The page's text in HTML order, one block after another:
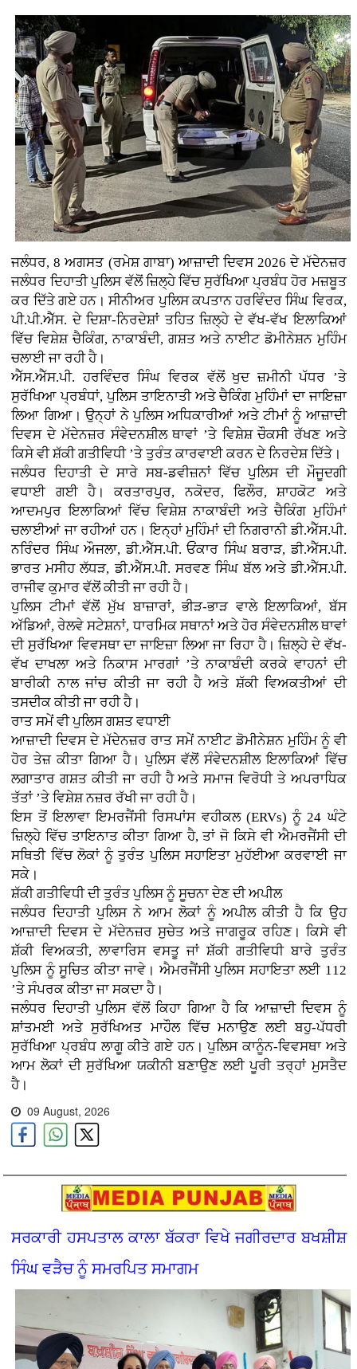
ਜਲੰਧਰ, 8 ਅਗਸਤ (ਰਮੇਸ਼ ਗਾਬਾ) ਆਜ਼ਾਦੀ ਦਿਵਸ 2026 ਦੇ ਮੱਦੇਨਜ਼ਰ
ਜਲੰਧਰ ਦਿਹਾਤੀ ਪੁਲਿਸ ਵੱਲੋਂ ਜ਼ਿਲ੍ਹੇ ਵਿੱਚ ਸੁਰੱਖਿਆ ਪ੍ਰਬੰਧ ਹੋਰ ਮਜ਼ਬੂਤ
ਕਰ ਦਿੱਤੇ ਗਏ ਹਨ। ਸੀਨੀਅਰ ਪੁਲਿਸ ਕਪਤਾਨ ਹਰਵਿੰਦਰ ਸਿੰਘ ਵਿਰਕ,
ਪੀ.ਪੀ.ਐੱਸ. ਦੇ ਦਿਸ਼ਾ-ਨਿਰਦੇਸ਼ਾਂ ਤਹਿਤ ਜ਼ਿਲ੍ਹੇ ਦੇ ਵੱਖ-ਵੱਖ ਇਲਾਕਿਆਂ
ਵਿੱਚ ਵਿਸ਼ੇਸ਼ ਚੈਕਿੰਗ, ਨਾਕਾਬੰਦੀ, ਗਸ਼ਤ ਅਤੇ ਨਾਈਟ ਡੋਮੀਨੇਸ਼ਨ ਮੁਹਿੰਮ
ਚਲਾਈ ਜਾ ਰਹੀ ਹੈ।
ਐੱਸ.ਐੱਸ.ਪੀ. ਹਰਵਿੰਦਰ ਸਿੰਘ ਵਿਰਕ ਵੱਲੋਂ ਖੁਦ ਜ਼ਮੀਨੀ ਪੱਧਰ ’ਤੇ
ਸੁਰੱਖਿਆ ਪ੍ਰਬੰਧਾਂ, ਪੁਲਿਸ ਤਾਇਨਾਤੀ ਅਤੇ ਚੈਕਿੰਗ ਮੁਹਿੰਮਾਂ ਦਾ ਜਾਇਜ਼ਾ
ਲਿਆ ਗਿਆ। ਉਨ੍ਹਾਂ ਨੇ ਪੁਲਿਸ ਅਧਿਕਾਰੀਆਂ ਅਤੇ ਟੀਮਾਂ ਨੂੰ ਆਜ਼ਾਦੀ
ਦਿਵਸ ਦੇ ਮੱਦੇਨਜ਼ਰ ਸੰਵੇਦਨਸ਼ੀਲ ਥਾਵਾਂ ’ਤੇ ਵਿਸ਼ੇਸ਼ ਚੌਕਸੀ ਰੱਖਣ ਅਤੇ
ਕਿਸੇ ਵੀ ਸ਼ੱਕੀ ਗਤੀਵਿਧੀ ’ਤੇ ਤੁਰੰਤ ਕਾਰਵਾਈ ਕਰਨ ਦੇ ਨਿਰਦੇਸ਼ ਦਿੱਤੇ।
ਜਲੰਧਰ ਦਿਹਾਤੀ ਦੇ ਸਾਰੇ ਸਬ-ਡਵੀਜ਼ਨਾਂ ਵਿੱਚ ਪੁਲਿਸ ਦੀ ਮੌਜੂਦਗੀ
ਵਧਾਈ ਗਈ ਹੈ। ਕਰਤਾਰਪੁਰ, ਨਕੋਦਰ, ਫਿਲੌਰ, ਸ਼ਾਹਕੋਟ ਅਤੇ
ਆਦਮਪੁਰ ਇਲਾਕਿਆਂ ਵਿੱਚ ਵਿਸ਼ੇਸ਼ ਨਾਕਾਬੰਦੀ ਅਤੇ ਚੈਕਿੰਗ ਮੁਹਿੰਮਾਂ
ਚਲਾਈਆਂ ਜਾ ਰਹੀਆਂ ਹਨ। ਇਨ੍ਹਾਂ ਮੁਹਿੰਮਾਂ ਦੀ ਨਿਗਰਾਨੀ ਡੀ.ਐੱਸ.ਪੀ.
ਨਰਿੰਦਰ ਸਿੰਘ ਔਜਲਾ, ਡੀ.ਐੱਸ.ਪੀ. ਓਂਕਾਰ ਸਿੰਘ ਬਰਾੜ, ਡੀ.ਐੱਸ.ਪੀ.
ਭਾਰਤ ਮਸੀਹ ਲੱਧੜ, ਡੀ.ਐੱਸ.ਪੀ. ਸਰਵਣ ਸਿੰਘ ਬੱਲ ਅਤੇ ਡੀ.ਐੱਸ.ਪੀ.
ਰਾਜੀਵ ਕੁਮਾਰ ਵੱਲੋਂ ਕੀਤੀ ਜਾ ਰਹੀ ਹੈ।
ਪੁਲਿਸ ਟੀਮਾਂ ਵੱਲੋਂ ਮੁੱਖ ਬਾਜ਼ਾਰਾਂ, ਭੀੜ-ਭਾੜ ਵਾਲੇ ਇਲਾਕਿਆਂ, ਬੱਸ
ਅੱਡਿਆਂ, ਰੇਲਵੇ ਸਟੇਸ਼ਨਾਂ, ਧਾਰਮਿਕ ਸਥਾਨਾਂ ਅਤੇ ਹੋਰ ਸੰਵੇਦਨਸ਼ੀਲ ਥਾਵਾਂ
ਦੀ ਸੁਰੱਖਿਆ ਵਿਵਸਥਾ ਦਾ ਜਾਇਜ਼ਾ ਲਿਆ ਜਾ ਰਿਹਾ ਹੈ। ਜ਼ਿਲ੍ਹੇ ਦੇ ਵੱਖ-
ਵੱਖ ਦਾਖਲਾ ਅਤੇ ਨਿਕਾਸ ਮਾਰਗਾਂ ’ਤੇ ਨਾਕਾਬੰਦੀ ਕਰਕੇ ਵਾਹਨਾਂ ਦੀ
ਬਾਰੀਕੀ ਨਾਲ ਜਾਂਚ ਕੀਤੀ ਜਾ ਰਹੀ ਹੈ ਅਤੇ ਸ਼ੱਕੀ ਵਿਅਕਤੀਆਂ ਦੀ
ਤਸਦੀਕ ਕੀਤੀ ਜਾ ਰਹੀ ਹੈ।
ਰਾਤ ਸਮੇਂ ਵੀ ਪੁਲਿਸ ਗਸ਼ਤ ਵਧਾਈ
ਆਜ਼ਾਦੀ ਦਿਵਸ ਦੇ ਮੱਦੇਨਜ਼ਰ ਰਾਤ ਸਮੇਂ ਨਾਈਟ ਡੋਮੀਨੇਸ਼ਨ ਮੁਹਿੰਮ ਨੂੰ ਵੀ
ਹੋਰ ਤੇਜ਼ ਕੀਤਾ ਗਿਆ ਹੈ। ਪੁਲਿਸ ਵੱਲੋਂ ਸੰਵੇਦਨਸ਼ੀਲ ਇਲਾਕਿਆਂ ਵਿੱਚ
ਲਗਾਤਾਰ ਗਸ਼ਤ ਕੀਤੀ ਜਾ ਰਹੀ ਹੈ ਅਤੇ ਸਮਾਜ ਵਿਰੋਧੀ ਤੇ ਅਪਰਾਧਿਕ
ਤੱਤਾਂ ’ਤੇ ਵਿਸ਼ੇਸ਼ ਨਜ਼ਰ ਰੱਖੀ ਜਾ ਰਹੀ ਹੈ।
ਇਸ ਤੋਂ ਇਲਾਵਾ ਇਮਰਜੈਂਸੀ ਰਿਸਪਾਂਸ ਵਹੀਕਲ (ERVs) ਨੂੰ 24 ਘੰਟੇ
ਜ਼ਿਲ੍ਹੇ ਵਿੱਚ ਤਾਇਨਾਤ ਕੀਤਾ ਗਿਆ ਹੈ, ਤਾਂ ਜੋ ਕਿਸੇ ਵੀ ਐਮਰਜੈਂਸੀ ਦੀ
ਸਥਿਤੀ ਵਿੱਚ ਲੋਕਾਂ ਨੂੰ ਤੁਰੰਤ ਪੁਲਿਸ ਸਹਾਇਤਾ ਮੁਹੱਈਆ ਕਰਵਾਈ ਜਾ
ਸਕੇ।
ਸ਼ੱਕੀ ਗਤੀਵਿਧੀ ਦੀ ਤੁਰੰਤ ਪੁਲਿਸ ਨੂੰ ਸੂਚਨਾ ਦੇਣ ਦੀ ਅਪੀਲ
ਜਲੰਧਰ ਦਿਹਾਤੀ ਪੁਲਿਸ ਨੇ ਆਮ ਲੋਕਾਂ ਨੂੰ ਅਪੀਲ ਕੀਤੀ ਹੈ ਕਿ ਉਹ
ਆਜ਼ਾਦੀ ਦਿਵਸ ਦੇ ਮੱਦੇਨਜ਼ਰ ਸੁਚੇਤ ਅਤੇ ਜਾਗਰੂਕ ਰਹਿਣ। ਕਿਸੇ ਵੀ
ਸ਼ੱਕੀ ਵਿਅਕਤੀ, ਲਾਵਾਰਿਸ ਵਸਤੂ ਜਾਂ ਸ਼ੱਕੀ ਗਤੀਵਿਧੀ ਬਾਰੇ ਤੁਰੰਤ
ਪੁਲਿਸ ਨੂੰ ਸੂਚਿਤ ਕੀਤਾ ਜਾਵੇ। ਐਮਰਜੈਂਸੀ ਪੁਲਿਸ ਸਹਾਇਤਾ ਲਈ 112
’ਤੇ ਸੰਪਰਕ ਕੀਤਾ ਜਾ ਸਕਦਾ ਹੈ।
ਜਲੰਧਰ ਦਿਹਾਤੀ ਪੁਲਿਸ ਵੱਲੋਂ ਕਿਹਾ ਗਿਆ ਹੈ ਕਿ ਆਜ਼ਾਦੀ ਦਿਵਸ ਨੂੰ
ਸ਼ਾਂਤਮਈ ਅਤੇ ਸੁਰੱਖਿਅਤ ਮਾਹੌਲ ਵਿੱਚ ਮਨਾਉਣ ਲਈ ਬਹੁ-ਪੱਧਰੀ
ਸੁਰੱਖਿਆ ਪ੍ਰਬੰਧ ਲਾਗੂ ਕੀਤੇ ਗਏ ਹਨ। ਪੁਲਿਸ ਕਾਨੂੰਨ-ਵਿਵਸਥਾ ਅਤੇ
ਆਮ ਲੋਕਾਂ ਦੀ ਸੁਰੱਖਿਆ ਯਕੀਨੀ ਬਣਾਉਣ ਲਈ ਪੂਰੀ ਤਰ੍ਹਾਂ ਮੁਸਤੈਦ
ਹੈ।
09 August, 2026
ਸਰਕਾਰੀ ਹਸਪਤਾਲ ਕਾਲਾ ਬੱਕਰਾ ਵਿਖੇ ਜਗੀਰਦਾਰ ਬਖਸ਼ੀਸ਼
ਸਿੰਘ ਵੜੈਚ ਨੂੰ ਸਮਰਪਿਤ ਸਮਾਗਮ